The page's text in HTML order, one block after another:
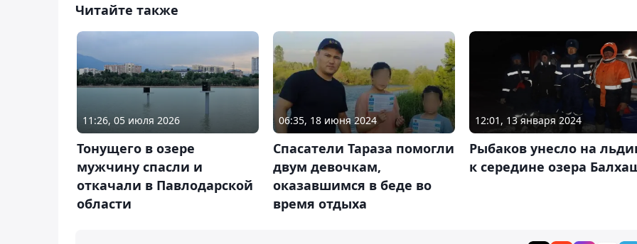
Читайте также
11:26, 05 июля 2026
Тонущего в озере
мужчину спасли и
откачали в Павлодарской
области
06:35, 18 июня 2024
Спасатели Тараза помогли
двум девочкам,
оказавшимся в беде во
время отдыха
12:01, 13 января 2024
Рыбаков унесло на
к середине озера